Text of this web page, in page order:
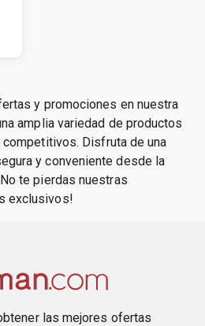
y promociones en nuestra
amplia variedad de productos
Disfruta de una
y conveniente desde la
te pierdas nuestras
exclusivos!
las mejores ofertas